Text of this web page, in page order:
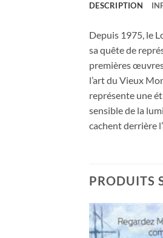
DESCRIPTION
Depuis 1975, le
sa quête de
premières
l’art du Vieux
représente une
sensible de la
cachent derrière
PRODUITS